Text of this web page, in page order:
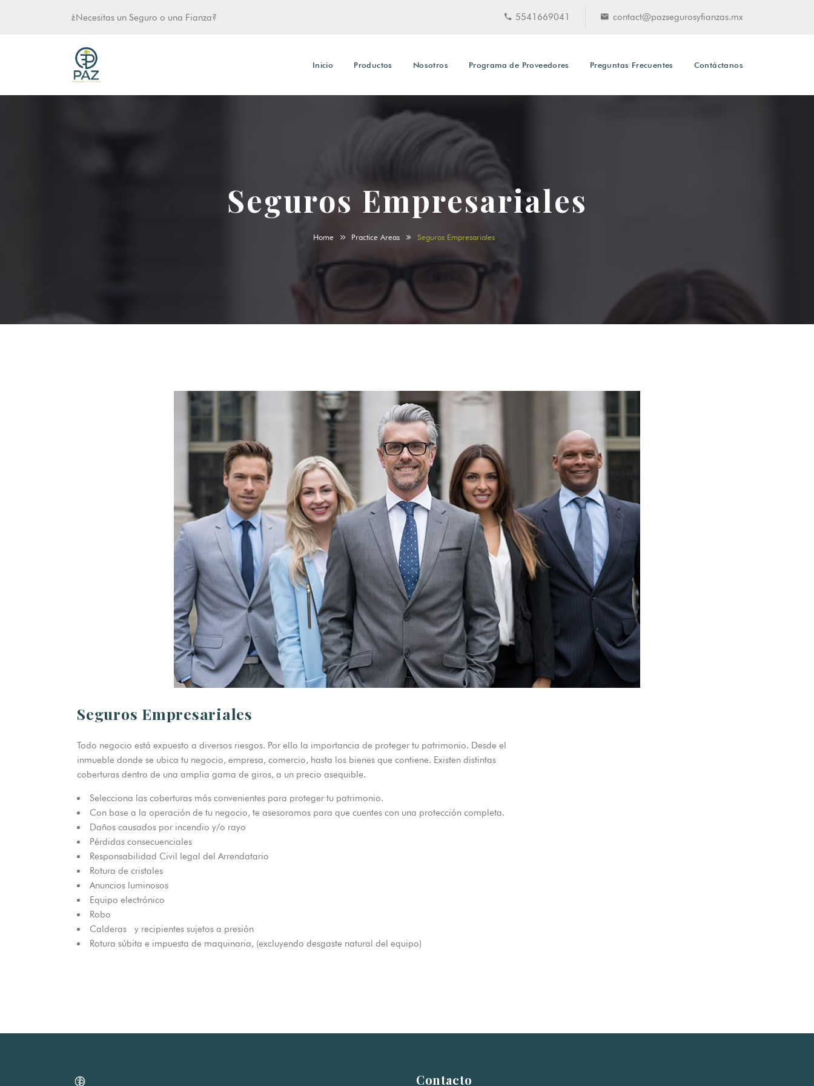
¿Necesitas un Seguro o una Fianza? 5541669041 contact@pazsegurosyfianzas.mx
Inicio Productos Nosotros Programa de Proveedores Preguntas Frecuentes Contáctanos
Seguros Empresariales
Home Practice Areas Seguros Empresariales
Seguros Empresariales
Todo negocio está expuesto a diversos riesgos. Por ello la importancia de proteger tu patrimonio. Desde el
inmueble donde se ubica tu negocio, empresa, comercio, hasta los bienes que contiene. Existen distintas
coberturas dentro de una amplia gama de giros, a un precio asequible.
Selecciona las coberturas más convenientes para proteger tu patrimonio.
Con base a la operación de tu negocio, te asesoramos para que cuentes con una protección completa.
Daños causados por incendio y/o rayo
Pérdidas consecuenciales
Responsabilidad Civil legal del Arrendatario
Rotura de cristales
Anuncios luminosos
Equipo electrónico
Robo
Calderas y recipientes sujetos a presión
Rotura súbita e impuesta de maquinaria, (excluyendo desgaste natural del equipo)
Contacto